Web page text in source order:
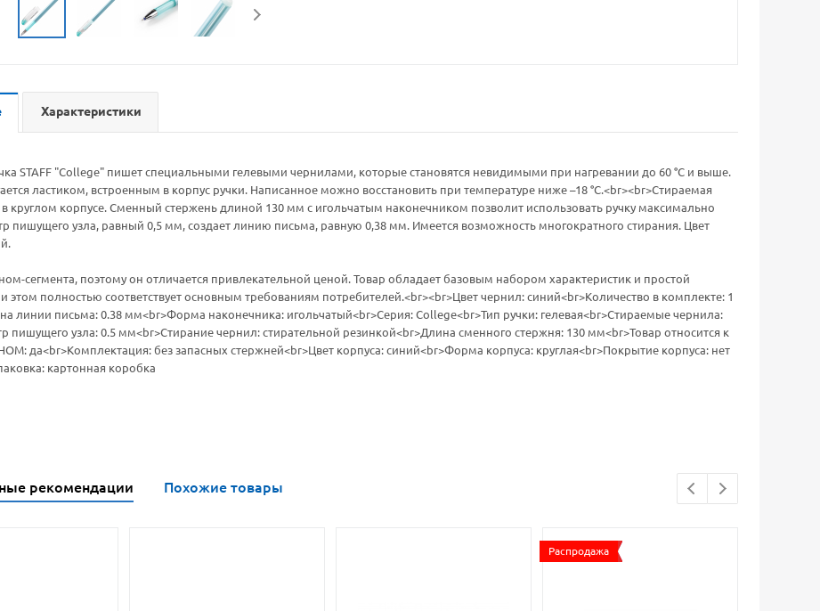
Характеристики
STAFF "College" пишет специальными гелевыми чернилами, которые становятся невидимыми при нагревании до 60 °С и выше.
ластиком, встроенным в корпус ручки. Написанное можно восстановить при температуре ниже –18 °С.<br><br>Стираемая
в круглом корпусе. Сменный стержень длиной 130 мм с игольчатым наконечником позволит использовать ручку максимально
пишущего узла, равный 0,5 мм, создает линию письма, равную 0,38 мм. Имеется возможность многократного стирания. Цвет
сегмента, поэтому он отличается привлекательной ценой. Товар обладает базовым набором характеристик и простой
этом полностью соответствует основным требованиям потребителей.<br><br>Цвет чернил: синий<br>Количество в комплекте: 1
линии письма: 0.38 мм<br>Форма наконечника: игольчатый<br>Серия: College<br>Тип ручки: гелевая<br>Стираемые чернила:
пишущего узла: 0.5 мм<br>Стирание чернил: стирательной резинкой<br>Длина сменного стержня: 130 мм<br>Товар относится к
да<br>Комплектация: без запасных стержней<br>Цвет корпуса: синий<br>Форма корпуса: круглая<br>Покрытие корпуса: нет
картонная коробка
рекомендации Похожие товары
Распродажа